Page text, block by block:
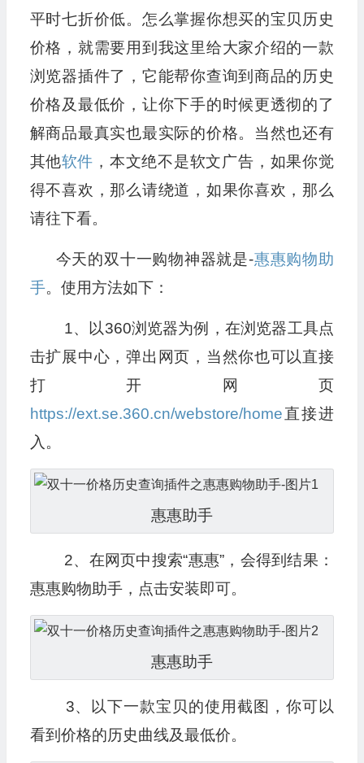
平时七折价低。怎么掌握你想买的宝贝历史
价格，就需要用到我这里给大家介绍的一款
浏览器插件了，它能帮你查询到商品的历史
价格及最低价，让你下手的时候更透彻的了
解商品最真实也最实际的价格。当然也还有
其他软件 ，本文绝不是软文广告，如果你觉
得不喜欢，那么请绕道，如果你喜欢，那么
请往下看。
今天的双十一购物神器就是-惠惠购物助
手。使用方法如下：
1、以360浏览器为例，在浏览器工具点
击扩展中心，弹出网页，当然你也可以直接
打开网页
https://ext.se.360.cn/webstore/home直接进
入。
惠惠助手
2、在网页中搜索“惠惠”，会得到结果：
惠惠购物助手，点击安装即可。
惠惠助手
3、以下一款宝贝的使用截图，你可以
看到价格的历史曲线及最低价。